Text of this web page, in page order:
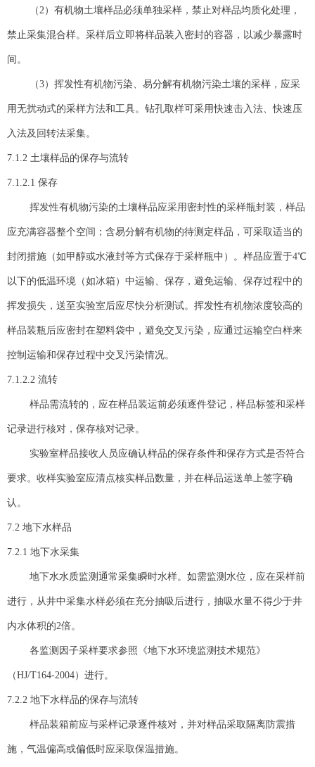
（2）有机物土壤样品必须单独采样，禁止对样品均质化处理，
禁止采集混合样。采样后立即将样品装入密封的容器，以减少暴露时
间。
（3）挥发性有机物污染、易分解有机物污染土壤的采样，应采
用无扰动式的采样方法和工具。钻孔取样可采用快速击入法、快速压
入法及回转法采集。
7.1.2 土壤样品的保存与流转
7.1.2.1 保存
挥发性有机物污染的土壤样品应采用密封性的采样瓶封装，样品
应充满容器整个空间；含易分解有机物的待测定样品，可采取适当的
封闭措施（如甲醇或水液封等方式保存于采样瓶中）。样品应置于4℃
以下的低温环境（如冰箱）中运输、保存，避免运输、保存过程中的
挥发损失，送至实验室后应尽快分析测试。挥发性有机物浓度较高的
样品装瓶后应密封在塑料袋中，避免交叉污染，应通过运输空白样来
控制运输和保存过程中交叉污染情况。
7.1.2.2 流转
样品需流转的，应在样品装运前必须逐件登记，样品标签和采样
记录进行核对，保存核对记录。
实验室样品接收人员应确认样品的保存条件和保存方式是否符合
要求。收样实验室应清点核实样品数量，并在样品运送单上签字确
认。
7.2 地下水样品
7.2.1 地下水采集
地下水水质监测通常采集瞬时水样。如需监测水位，应在采样前
进行，从井中采集水样必须在充分抽吸后进行，抽吸水量不得少于井
内水体积的2倍。
各监测因子采样要求参照《地下水环境监测技术规范》
（HJ/T164-2004）进行。
7.2.2 地下水样品的保存与流转
样品装箱前应与采样记录逐件核对，并对样品采取隔离防震措
施，气温偏高或偏低时应采取保温措施。